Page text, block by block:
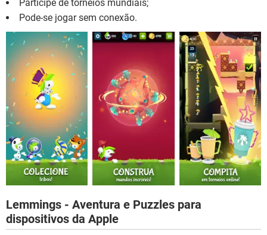
Participe de torneios mundiais;
Pode-se jogar sem conexão.
Lemmings - Aventura e Puzzles para
dispositivos da Apple